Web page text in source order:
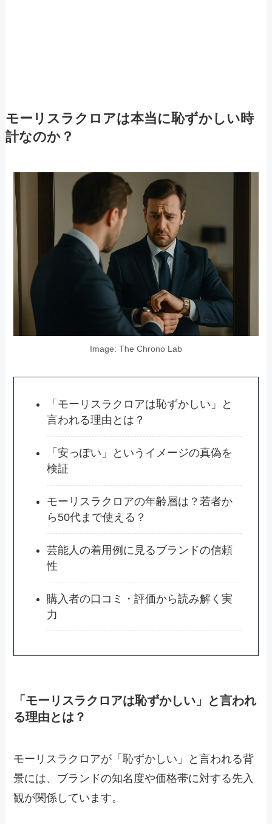
モーリスラクロアは本当に恥ずかしい時
計なのか？
Image: The Chrono Lab
「モーリスラクロアは恥ずかしい」と
言われる理由とは？
「安っぽい」というイメージの真偽を
検証
モーリスラクロアの年齢層は？若者か
ら50代まで使える？
芸能人の着用例に見るブランドの信頼
性
購入者の口コミ・評価から読み解く実
力
「モーリスラクロアは恥ずかしい」と言われ
る理由とは？
モーリスラクロアが「恥ずかしい」と言われる背
景には、ブランドの知名度や価格帯に対する先入
観が関係しています。